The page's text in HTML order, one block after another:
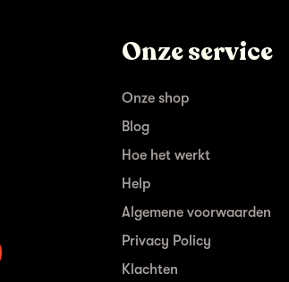
Onze service
Onze shop
Blog
Hoe het werkt
Help
Algemene voorwaarden
Privacy Policy
Klachten